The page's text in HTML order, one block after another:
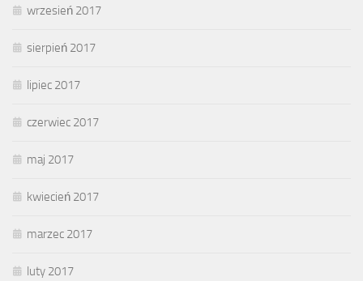
wrzesień 2017
sierpień 2017
lipiec 2017
czerwiec 2017
maj 2017
kwiecień 2017
marzec 2017
luty 2017